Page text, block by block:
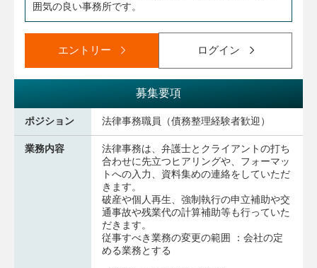
囲気の良い事務所です。
エントリー ログイン
募集要項
ポジション 法律事務職員（債務整理経験者歓迎）
業務内容
法律事務は、弁護士とクライアントの打ち
合わせに先立つヒアリングや、フォーマッ
トへの入力、資料集めの連絡をしていただ
きます。
破産や個人再生、強制執行の申立補助や交
通事故や残業代の計算補助等も行っていた
だきます。
従事すべき業務の変更の範囲 ：会社の定
める業務とする